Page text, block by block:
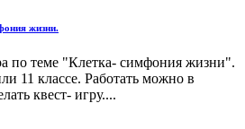
жизни.
по теме "Клетка- симфония жизни".
11 классе. Работать можно в
квест- игру....